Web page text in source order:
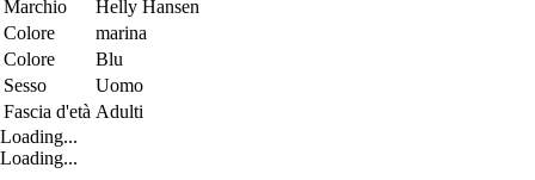
Marchio
Helly Hansen
Colore
marina
Colore
Blu
Sesso
Uomo
Fascia d'età Adulti
Loading...
Loading...